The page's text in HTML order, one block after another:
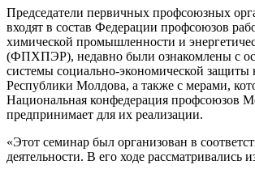
Председатели первичных профсоюзных
входят в состав Федерации профсоюзов
химической промышленности и
(ФПХПЭР), недавно были ознакомлены с
системы социально-экономической защиты
Республики Молдова, а также с мерами,
Национальная конфедерация профсоюзов
предпринимает для их реализации.
«Этот семинар был организован в
деятельности. В его ходе рассматривались